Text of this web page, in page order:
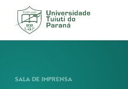
Acesse
conteúdo
SALA DE IMPRENSA